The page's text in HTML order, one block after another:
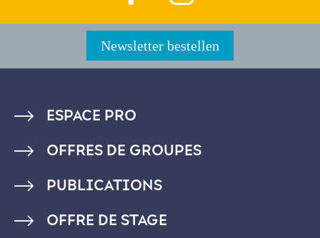
Newsletter bestellen
PIED
DE
PAGE
ESPACE PRO
OFFRES DE GROUPES
PUBLICATIONS
OFFRE DE STAGE